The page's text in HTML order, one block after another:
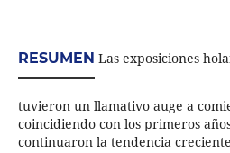
RESUMEN Las exposiciones
tuvieron un llamativo auge a
coincidiendo con los primeros
continuaron la tendencia